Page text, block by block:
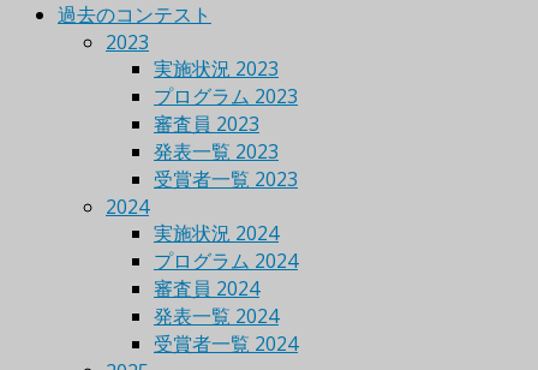
過去のコンテスト
2023
実施状況 2023
プログラム 2023
審査員 2023
発表一覧 2023
受賞者一覧 2023
2024
実施状況 2024
プログラム 2024
審査員 2024
発表一覧 2024
受賞者一覧 2024